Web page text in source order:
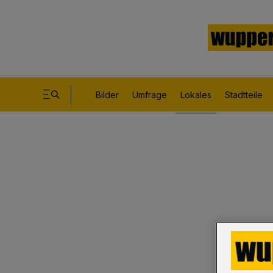
Bilder Umfrage Lokales Stadtteile